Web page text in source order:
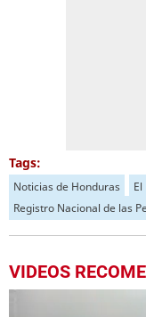
Tags:
Noticias de Honduras
Registro Nacional de las
VIDEOS